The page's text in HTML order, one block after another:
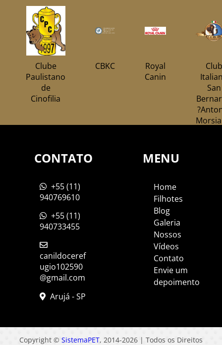
Clube
Paulistano
de
Cinofilia
CBKC
Royal
Canin
Club
San
CONTATO
+55 (11)
940769610
+55 (11)
940733455
canildoceref
ugio102590
@gmail.com
Arujá - SP
MENU
Home
Filhotes
Blog
Galeria
Nossos
Vídeos
Contato
Envie um
depoimento
Copyright © SistemaPET, 2014-2026 | Todos os Direitos